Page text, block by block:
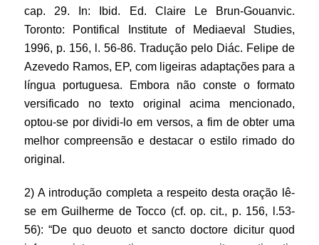
cap. 29. In: Ibid. Ed. Claire Le Brun-Gouanvic.
Toronto: Pontifical Institute of Mediaeval Studies,
1996, p. 156, l. 56-86. Tradução pelo Diác. Felipe de
Azevedo Ramos, EP, com ligeiras adaptações para a
língua portuguesa. Embora não conste o formato
versificado no texto original acima mencionado,
optou-se por dividi-lo em versos, a fim de obter uma
melhor compreensão e destacar o estilo rimado do
original.
2) A introdução completa a respeito desta oração lê-
se em Guilherme de Tocco (cf. op. cit., p. 156, l.53-
56): “De quo deuoto et sancto doctore dicitur quod